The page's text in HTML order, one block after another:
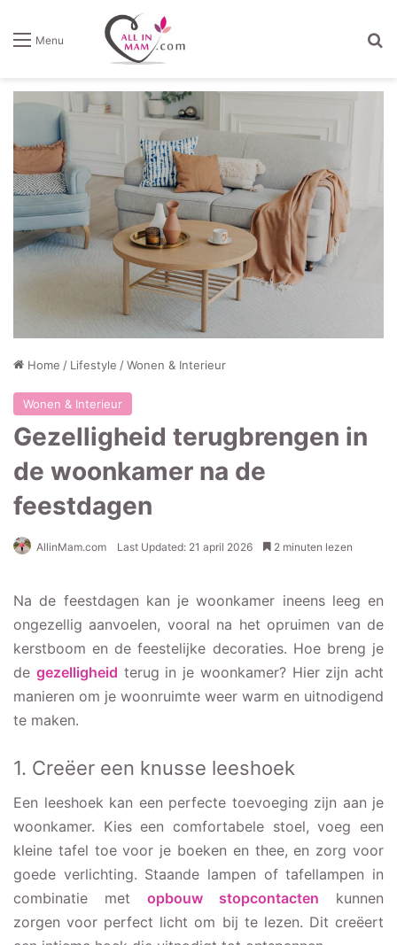
Menu
Home / Lifestyle /Wonen & Interieur
Wonen & Interieur
Gezelligheid terugbrengen in
de woonkamer na de
feestdagen
AllinMam.com Last Updated: 21 april 2026 2 minuten lezen
Na de feestdagen kan je woonkamer ineens leeg en
ongezellig aanvoelen, vooral na het opruimen van de
kerstboom en de feestelijke decoraties. Hoe breng je
de gezelligheid terug in je woonkamer? Hier zijn acht
manieren om je woonruimte weer warm en uitnodigend
te maken.
1. Creëer een knusse leeshoek
Een leeshoek kan een perfecte toevoeging zijn aan je
woonkamer. Kies een comfortabele stoel, voeg een
kleine tafel toe voor je boeken en thee, en zorg voor
goede verlichting. Staande lampen of tafellampen in
combinatie met opbouw stopcontacten kunnen
zorgen voor perfect licht om bij te lezen. Dit creëert